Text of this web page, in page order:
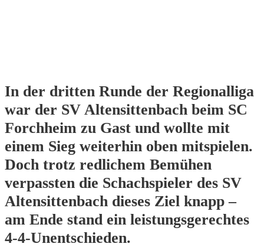
In der dritten Runde der Regionalliga
war der SV Altensittenbach beim SC
Forchheim zu Gast und wollte mit
einem Sieg weiterhin oben mitspielen.
Doch trotz redlichem Bemühen
verpassten die Schachspieler des SV
Altensittenbach dieses Ziel knapp –
am Ende stand ein leistungsgerechtes
4-4-Unentschieden.